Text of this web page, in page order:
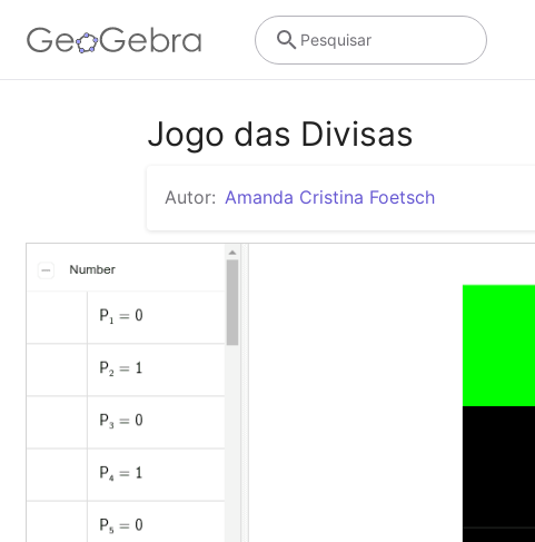
Pesquisar
Jogo das Divisas
Autor: Amanda Cristina Foetsch